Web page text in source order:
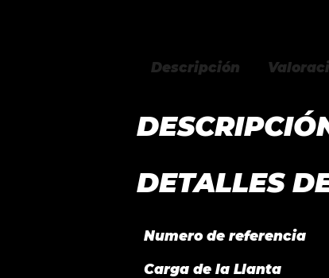
Descripción
DETALLES
Numero de referencia
Carga de la Llanta